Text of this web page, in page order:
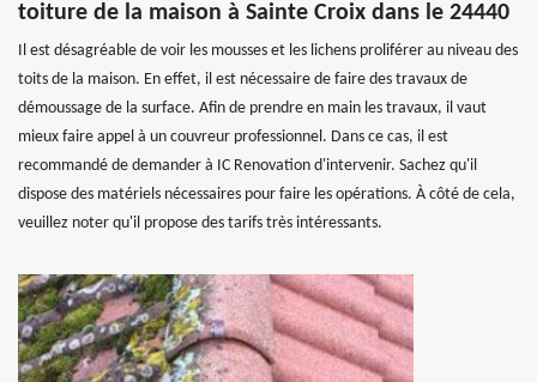
toiture de la maison à Sainte Croix dans le 24440
Il est désagréable de voir les mousses et les lichens proliférer au niveau des
toits de la maison. En effet, il est nécessaire de faire des travaux de
démoussage de la surface. Afin de prendre en main les travaux, il vaut
mieux faire appel à un couvreur professionnel. Dans ce cas, il est
recommandé de demander à IC Renovation d'intervenir. Sachez qu'il
dispose des matériels nécessaires pour faire les opérations. À côté de cela,
veuillez noter qu'il propose des tarifs très intéressants.